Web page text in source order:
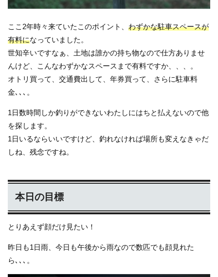
ここ2年時々来ていたこのポイント、 わずかな駐車スペースが
有料になっていました。
世知辛いですなぁ、土地は誰かの持ち物なので仕方ありませ
んけど、こんなわずかなスペースまで有料ですか、、、。
オトリ買って、交通費出して、年券買って、さらに駐車料
金､､､。
1日数時間しか釣りができないわたしにはちと払えないので他
を探します。
1日いるならいいですけど、釣れなければ場所も変えなきゃだ
しね、残念ですね。
本日の目標
とりあえず顔だけ見たい！
昨日も1日雨、今日も午後から雨なので数匹でも顔見れた
ら､､､。